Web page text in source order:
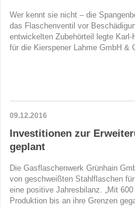
Wer kennt sie nicht – die
das Flaschenventil vor
entwickelten Zubehörteil legte
für die Kierspener Lahme GmbH &
09.12.2016
Investitionen zur
geplant
Die Gasflaschenwerk Grünhain
von geschweißten Stahlflaschen
eine positive Jahresbilanz. „Mit
Produktion bis an ihre Grenzen